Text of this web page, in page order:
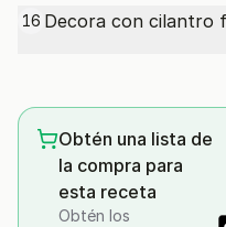
16 Decora con cilantro
Obtén una lista de
la compra para
esta receta
Obtén los